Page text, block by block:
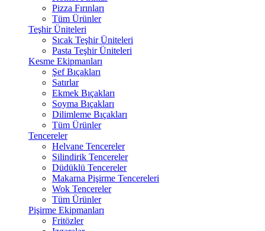
Pizza Fırınları
Tüm Ürünler
Teşhir Üniteleri
Sıcak Teşhir Üniteleri
Pasta Teşhir Üniteleri
Kesme Ekipmanları
Şef Bıçakları
Satırlar
Ekmek Bıçakları
Soyma Bıçakları
Dilimleme Bıçakları
Tüm Ürünler
Tencereler
Helvane Tencereler
Silindirik Tencereler
Düdüklü Tencereler
Makarna Pişirme Tencereleri
Wok Tencereler
Tüm Ürünler
Pişirme Ekipmanları
Fritözler